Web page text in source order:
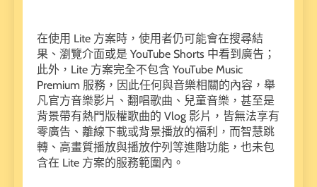
在使用 Lite 方案時，使用者仍可能會在搜尋結
果、瀏覽介面或是 YouTube Shorts 中看到廣告；
此外，Lite 方案完全不包含 YouTube Music
Premium 服務，因此任何與音樂相關的內容，舉
凡官方音樂影片、翻唱歌曲、兒童音樂，甚至是
背景帶有熱門版權歌曲的 Vlog 影片，皆無法享有
零廣告、離線下載或背景播放的福利，而智慧跳
轉、高畫質播放與播放佇列等進階功能，也未包
含在 Lite 方案的服務範圍內。